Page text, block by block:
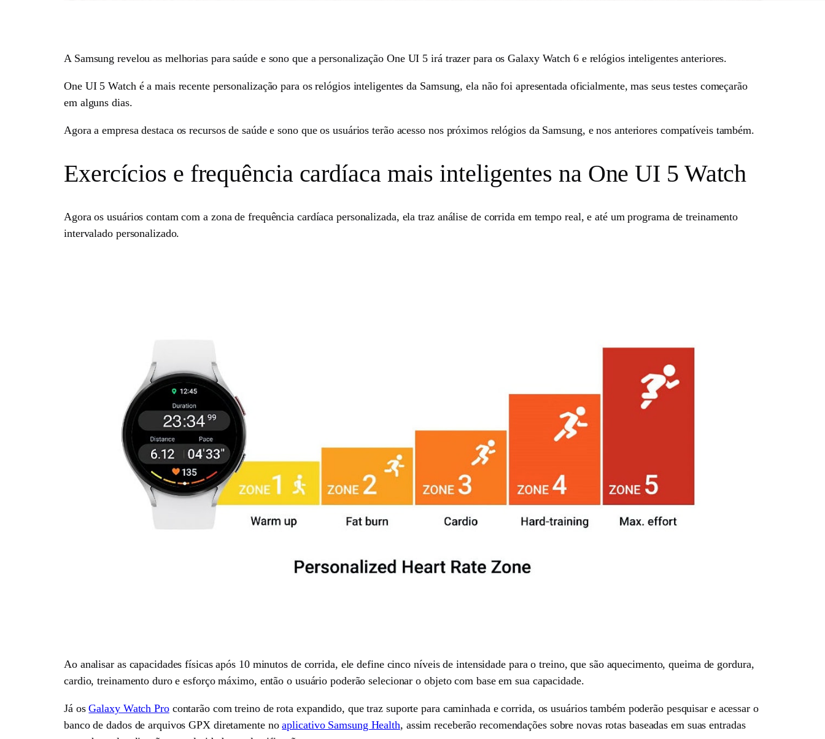
A Samsung revelou as melhorias para saúde e sono que a personalização One UI 5 irá trazer para os Galaxy Watch 6 e relógios inteligentes anteriores.
One UI 5 Watch é a mais recente personalização para os relógios inteligentes da Samsung, ela não foi apresentada oficialmente, mas seus testes começarão
em alguns dias.
Agora a empresa destaca os recursos de saúde e sono que os usuários terão acesso nos próximos relógios da Samsung, e nos anteriores compatíveis também.
Exercícios e frequência cardíaca mais inteligentes na One UI 5 Watch
Agora os usuários contam com a zona de frequência cardíaca personalizada, ela traz análise de corrida em tempo real, e até um programa de treinamento
intervalado personalizado.
Ao analisar as capacidades físicas após 10 minutos de corrida, ele define cinco níveis de intensidade para o treino, que são aquecimento, queima de gordura,
cardio, treinamento duro e esforço máximo, então o usuário poderão selecionar o objeto com base em sua capacidade.
Já osGalaxy Watch Procontarão com treino de rota expandido, que traz suporte para caminhada e corrida, os usuários também poderão pesquisar e acessar o
banco de dados de arquivos GPX diretamente noaplicativo Samsung Health, assim receberão recomendações sobre novas rotas baseadas em suas entradas